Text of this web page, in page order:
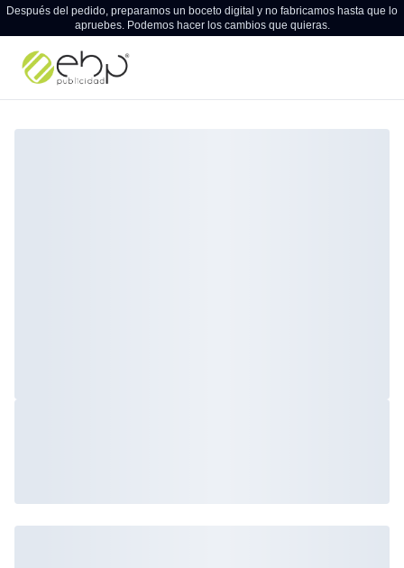
Después del pedido, preparamos un boceto digital y no fabricamos hasta que lo
apruebes. Podemos hacer los cambios que quieras.